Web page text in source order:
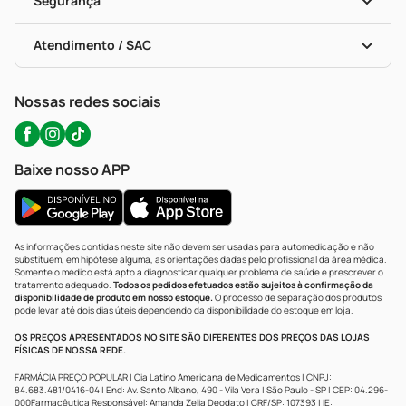
Troca E Devolução
Bulas De A A Z
Políticas De Marketplace
Testes Rápidos
Autoteste Covid-19
Certificado De Segurança
Portal Da Privacidade
Atendimento / SAC
WhatsApp (47) 9202-1687
Nossas redes sociais
Baixe nosso APP
As informações contidas neste site não devem ser usadas para automedicação e não
substituem, em hipótese alguma, as orientações dadas pelo profissional da área médica.
Somente o médico está apto a diagnosticar qualquer problema de saúde e prescrever o
tratamento adequado. Todos os pedidos efetuados estão sujeitos à confirmação da
disponibilidade de produto em nosso estoque.O processo de separação dos produtos
pode levar até dois dias úteis dependendo da disponibilidade do estoque em loja.
OS PREÇOS APRESENTADOS NO SITE SÃO DIFERENTES DOS PREÇOS DAS LOJAS
FÍSICAS DE NOSSA REDE.
FARMÁCIA PREÇO POPULAR | Cia Latino Americana de Medicamentos | CNPJ:
84.683.481/0416-04 | End: Av. Santo Albano, 490 - Vila Vera | São Paulo - SP | CEP: 04.296-
000Farmacêutica Responsável: Amanda Zelia Deodato | CRF/SP: 107393 | IE: